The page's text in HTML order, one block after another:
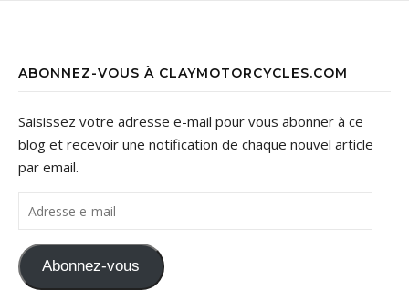
ABONNEZ-VOUS À CLAYMOTORCYCLES.COM
Saisissez votre adresse e-mail pour vous abonner à ce
blog et recevoir une notification de chaque nouvel article
par email.
Adresse e-mail
Abonnez-vous